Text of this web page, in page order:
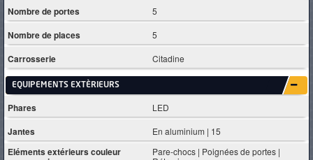
Nombre de portes 5
Nombre de places 5
Carrosserie Citadine
EQUIPEMENTS EXTÈRIEURS
Phares LED
Jantes En aluminium | 15
Eléments extérieurs couleur
Pare-chocs | Poignées de portes |